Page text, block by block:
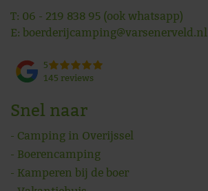
T: 06 - 219 838 95 (ook whatsapp)
E: boerderijcamping@varsenerveld.nl
5
145 reviews
Snel naar
Camping in Overijssel
Boerencamping
Kamperen bij de boer